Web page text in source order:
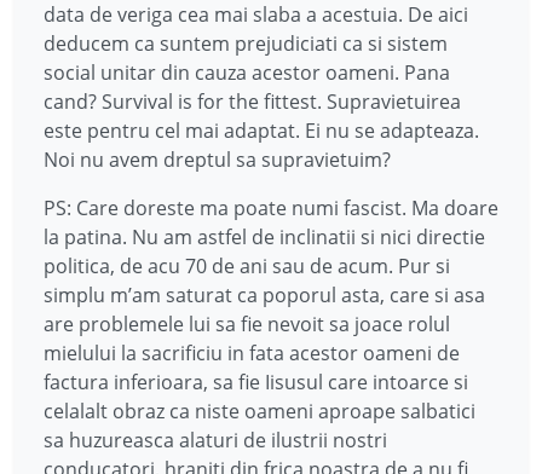
data de veriga cea mai slaba a acestuia. De aici
deducem ca suntem prejudiciati ca si sistem
social unitar din cauza acestor oameni. Pana
cand? Survival is for the fittest. Supravietuirea
este pentru cel mai adaptat. Ei nu se adapteaza.
Noi nu avem dreptul sa supravietuim?
PS: Care doreste ma poate numi fascist. Ma doare
la patina. Nu am astfel de inclinatii si nici directie
politica, de acu 70 de ani sau de acum. Pur si
simplu m’am saturat ca poporul asta, care si asa
are problemele lui sa fie nevoit sa joace rolul
mielului la sacrificiu in fata acestor oameni de
factura inferioara, sa fie Iisusul care intoarce si
celalalt obraz ca niste oameni aproape salbatici
sa huzureasca alaturi de ilustrii nostri